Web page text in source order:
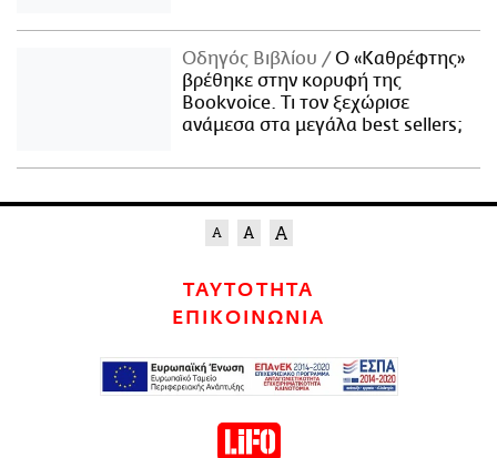
Οδηγός Βιβλίου
Ο «Καθρέφτης»
βρέθηκε στην κορυφή της
Bookvoice. Τι τον ξεχώρισε
ανάμεσα στα μεγάλα best sellers;
ΤΑΥΤΟΤΗΤΑ
ΕΠΙΚΟΙΝΩΝΙΑ